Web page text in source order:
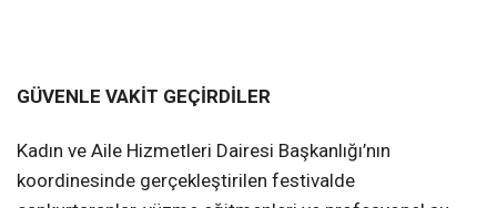
GÜVENLE VAKİT GEÇİRDİLER
Kadın ve Aile Hizmetleri Dairesi Başkanlığı’nın
koordinesinde gerçekleştirilen festivalde